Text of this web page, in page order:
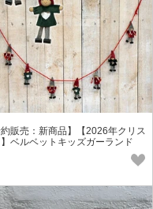
約販売：新商品】【2026年クリス
ベルベットキッズガーランド